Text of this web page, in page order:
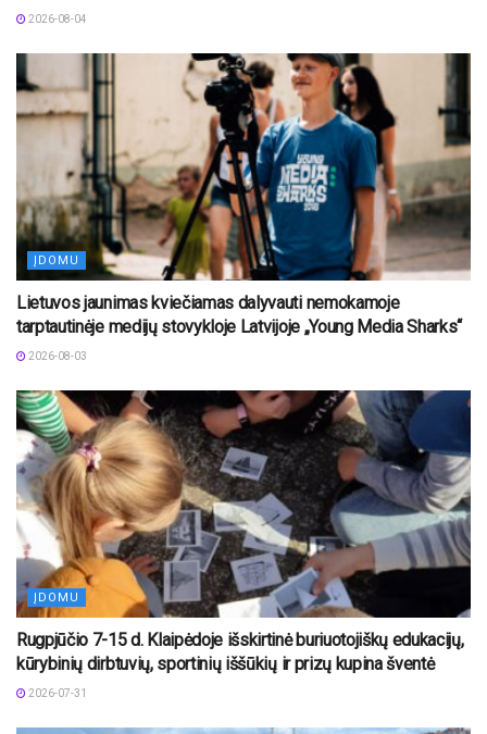
2026-08-04
ĮDOMU
Lietuvos jaunimas kviečiamas dalyvauti nemokamoje
tarptautinėje medijų stovykloje Latvijoje „Young Media Sharks“
2026-08-03
ĮDOMU
Rugpjūčio 7-15 d. Klaipėdoje išskirtinė buriuotojiškų edukacijų,
kūrybinių dirbtuvių, sportinių iššūkių ir prizų kupina šventė
2026-07-31